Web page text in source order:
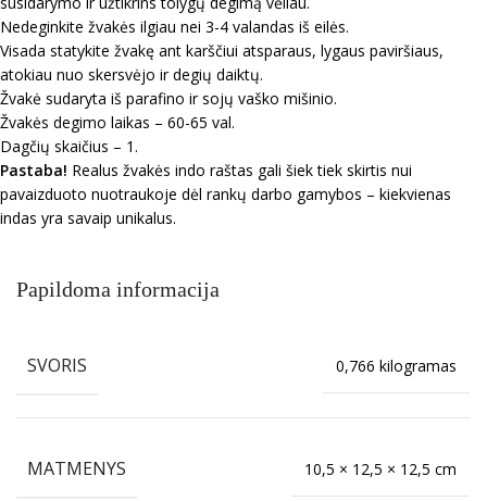
Nedeginkite žvakės ilgiau nei 3-4 valandas iš eilės.
Visada statykite žvakę ant karščiui atsparaus, lygaus paviršiaus,
atokiau nuo skersvėjo ir degių daiktų.
Žvakė sudaryta iš parafino ir sojų vaško mišinio.
Žvakės degimo laikas – 60-65 val.
Dagčių skaičius – 1.
Pastaba! Realus žvakės indo raštas gali šiek tiek skirtis nui
pavaizduoto nuotraukoje dėl rankų darbo gamybos – kiekvienas
indas yra savaip unikalus.
Papildoma informacija
SVORIS 0,766 kilogramas
MATMENYS 10,5 × 12,5 × 12,5 cm